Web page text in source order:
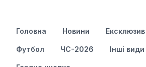
Головна Новини Ексклюзив
Футбол ЧС-2026 Інші види